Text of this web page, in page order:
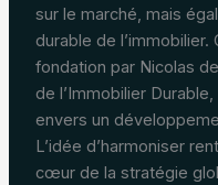
sur le marché, mais
durable de
fondation par Nicolas
de l’Immobilier
envers un
L’idée d’harmoniser
cœur de la stratégie